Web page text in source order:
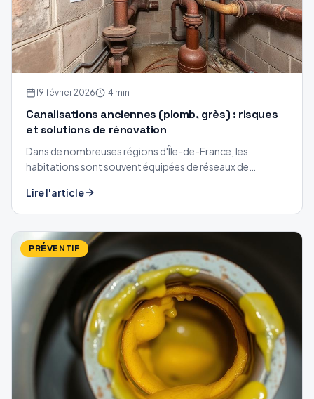
19 février 2026 14 min
Canalisations anciennes (plomb, grès) : risques
et solutions de rénovation
Dans de nombreuses régions d'Île-de-France, les
habitations sont souvent équipées de réseaux de
?
Lire l'article
PRÉVENTIF